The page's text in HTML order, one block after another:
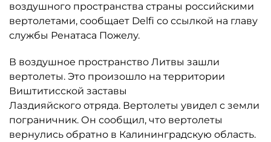
воздушного пространства страны российскими
вертолетами, сообщает Delfi со ссылкой на главу
службы Ренатаса Пожелу.
В воздушное пространство Литвы зашли
вертолеты. Это произошло на территории
Виштитисской заставы
Лаздияйского отряда. Вертолеты увидел с земли
пограничник. Он сообщил, что вертолеты
вернулись обратно в Калининградскую область.